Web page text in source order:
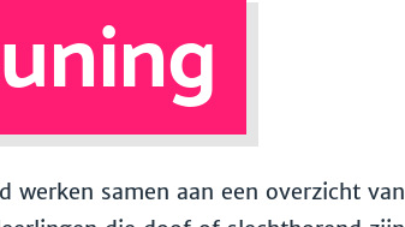
werken samen aan een overzicht van